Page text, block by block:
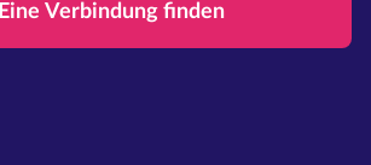
Eine Verbindung finden